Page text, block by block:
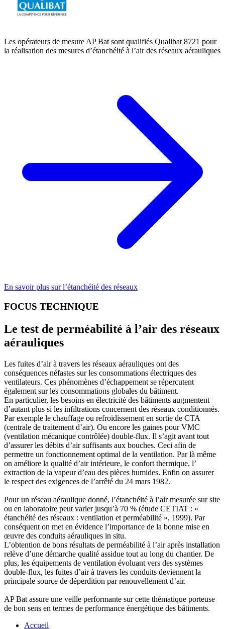
Les opérateurs de mesure AP Bat sont qualifiés Qualibat 8721 pour
la réalisation des mesures d’étanchéité à l’air des réseaux aérauliques
En savoir plus sur l’étanchéité des réseaux
FOCUS TECHNIQUE
Le test de perméabilité à l’air des réseaux
aérauliques
Les fuites d’air à travers les réseaux aérauliques ont des
conséquences néfastes sur les consommations électriques des
ventilateurs. Ces phénomènes d’échappement se répercutent
également sur les consommations globales du bâtiment.
En particulier, les besoins en électricité des bâtiments augmentent
d’autant plus si les infiltrations concernent des réseaux conditionnés.
Par exemple le chauffage ou refroidissement en sortie de CTA
(centrale de traitement d’air). Ou encore les gaines pour VMC
(ventilation mécanique contrôlée) double-flux. Il s’agit avant tout
d’assurer les débits d’air suffisants aux bouches. Ceci afin de
permettre un fonctionnement optimal de la ventilation. Par là même
on améliore la qualité d’air intérieure, le confort thermique, l’
extraction de la vapeur d’eau des pièces humides. Enfin on assurer
le respect des exigences de l’arrêté du 24 mars 1982.
Pour un réseau aéraulique donné, l’étanchéité à l’air mesurée sur site
ou en laboratoire peut varier jusqu’à 70 % (étude CETIAT : «
étanchéité des réseaux : ventilation et perméabilité », 1999). Par
conséquent on met en évidence l’importance de la bonne mise en
œuvre des conduits aérauliques in situ.
L’obtention de bons résultats de perméabilité à l’air après installation
relève d’une démarche qualité assidue tout au long du chantier. De
plus, les équipements de ventilation évoluant vers des systèmes
double-flux, les fuites d’air à travers les conduits deviennent la
principale source de déperdition par renouvellement d’air.
AP Bat assure une veille performante sur cette thématique porteuse
de bon sens en termes de performance énergétique des bâtiments.
Accueil